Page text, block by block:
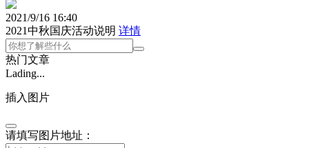
2021/9/16 16:40
2021中秋国庆活动说明 详情
热门文章
Lading...
插入图片
请填写图片地址：